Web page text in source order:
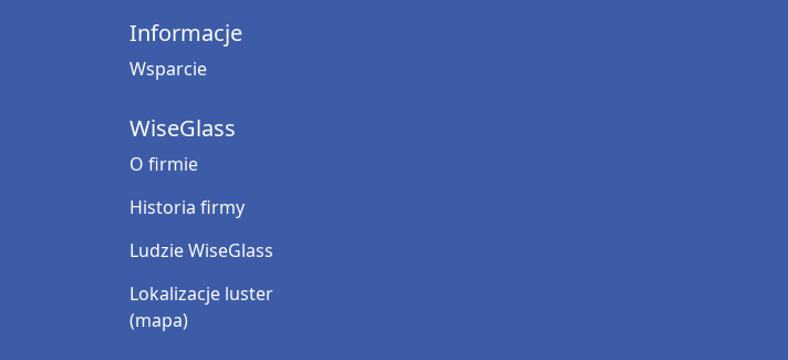
Informacje
Wsparcie
WiseGlass
O firmie
Historia firmy
Ludzie WiseGlass
Lokalizacje luster
(mapa)